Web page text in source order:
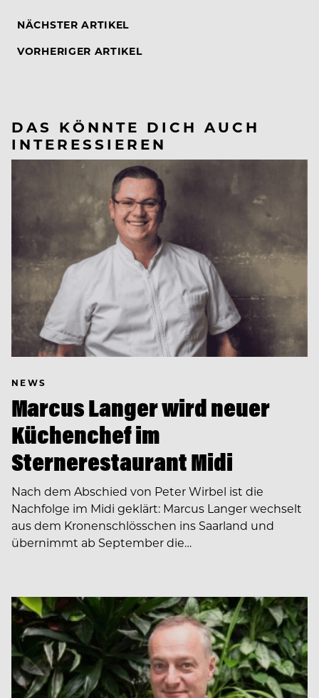
NÄCHSTER ARTIKEL
VORHERIGER ARTIKEL
DAS KÖNNTE DICH AUCH
INTERESSIEREN
NEWS
Marcus Langer wird neuer
Küchenchef im
Sternerestaurant Midi
Nach dem Abschied von Peter Wirbel ist die
Nachfolge im Midi geklärt: Marcus Langer wechselt
aus dem Kronenschlösschen ins Saarland und
übernimmt ab September die…